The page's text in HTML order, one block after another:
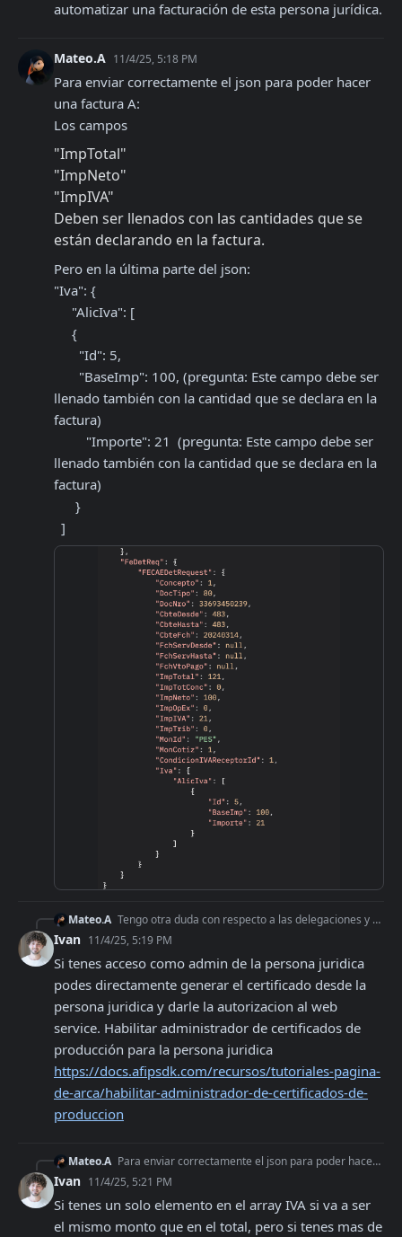
automatizar una facturación de esta persona jurídica.
Mateo.A 11/4/25, 5:18 PM
Para enviar correctamente el json para poder hacer
una factura A:
Los campos
"ImpTotal"
"ImpNeto"
"ImpIVA"
Deben ser llenados con las cantidades que se
están declarando en la factura.
Pero en la última parte del json:
"Iva": {
llenado también con la cantidad que se declara en la
factura)
llenado también con la cantidad que se declara en la
factura)
  ]
Mateo.A Tengo otra duda con respecto a las delegaciones y creación de cert y key. Ejemplo: Tengo una empresa (cuit persona jurídica) y necesito crear los cert y key par
Ivan 11/4/25, 5:19 PM
Si tenes acceso como admin de la persona juridica
podes directamente generar el certificado desde la
persona juridica y darle la autorizacion al web
service. Habilitar administrador de certificados de
https://docs.afipsdk.com/recursos/tutoriales-pagina-
de-arca/habilitar-administrador-de-certificados-de-
produccion
Mateo.A Para enviar correctamente el json para poder hacer una factura A: Los campos - "ImpTotal" - "ImpNeto" - "ImpIVA" Deben ser llenados con las cantidades que se e
Ivan 11/4/25, 5:21 PM
Si tenes un solo elemento en el array IVA si va a ser
el mismo monto que en el total, pero si tenes mas de